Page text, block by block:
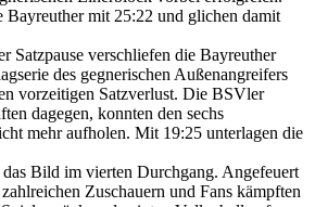
Bayreuther mit 25:22 und glichen damit
Satzpause verschliefen die Bayreuther
des gegnerischen Außenangreifers
vorzeitigen Satzverlust. Die BSVler
dagegen, konnten den sechs
mehr aufholen. Mit 19:25 unterlagen die
das Bild im vierten Durchgang. Angefeuert
Zuschauern und Fans kämpften